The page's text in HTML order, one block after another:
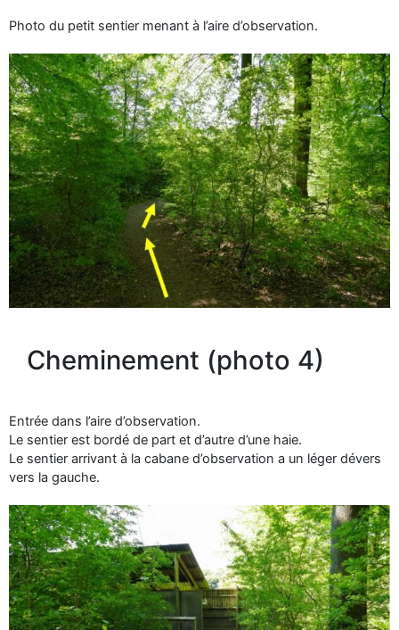
Photo du petit sentier menant à l’aire d’observation.
Cheminement (photo 4)
Entrée dans l’aire d’observation.
Le sentier est bordé de part et d’autre d’une haie.
Le sentier arrivant à la cabane d’observation a un léger dévers
vers la gauche.